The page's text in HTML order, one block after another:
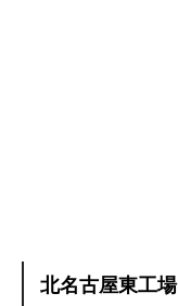
北名古屋東工場